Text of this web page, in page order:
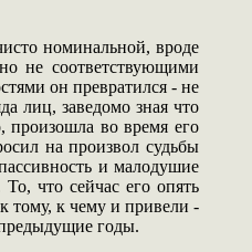
номинальной, вроде
не соответствующими
он превратился - не
лиц, заведомо зная что
произошла во время его
на произвол судьбы
и малодушие
что сейчас его опять
тому, к чему и привели -
годы.